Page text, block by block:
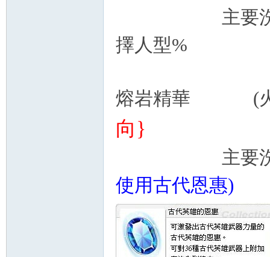
主要洗首領
擇人型%
熔岩精華 (火
向}
主要洗DEF(
使用古代恩惠)